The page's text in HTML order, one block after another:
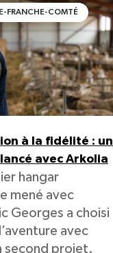
FRANCHE-COMTÉ
à la fidélité : un
avec Arkolia
hangar
mené avec
Georges a choisi
avec
second projet.